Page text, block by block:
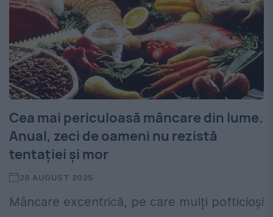
Cea mai periculoasă mâncare din lume.
Anual, zeci de oameni nu rezistă
tentației și mor
28 AUGUST 2025
Mâncare excentrică, pe care mulți pofticioși